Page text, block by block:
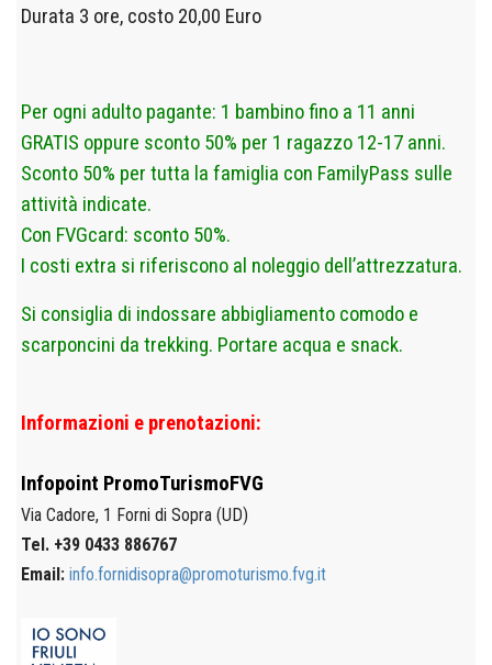
Durata 3 ore, costo 20,00 Euro
Per ogni adulto pagante: 1 bambino fino a 11 anni
GRATIS oppure sconto 50% per 1 ragazzo 12-17 anni.
Sconto 50% per tutta la famiglia con FamilyPass sulle
attività indicate.
Con FVGcard: sconto 50%.
I costi extra si riferiscono al noleggio dell’attrezzatura.
Si consiglia di indossare abbigliamento comodo e
scarponcini da trekking. Portare acqua e snack.
Informazioni e prenotazioni:
Infopoint PromoTurismoFVG
Via Cadore, 1 Forni di Sopra (UD)
Tel. +39 0433 886767
Email:info.fornidisopra@promoturismo.fvg.it